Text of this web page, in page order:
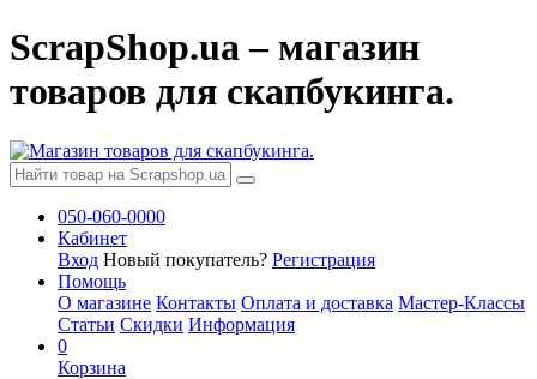
ScrapShop.ua – магазин
товаров для скапбукинга.
050-060-0000
Кабинет
Вход Новый покупатель? Регистрация
Помощь
О магазине Контакты Оплата и доставка Мастер-Классы
Статьи Скидки Информация
0
Корзина